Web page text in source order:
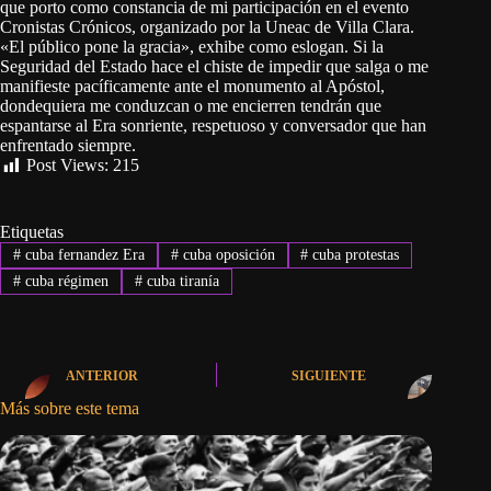
que porto como constancia de mi participación en el evento
Cronistas Crónicos, organizado por la Uneac de Villa Clara.
«El público pone la gracia», exhibe como eslogan. Si la
Seguridad del Estado hace el chiste de impedir que salga o me
manifieste pacíficamente ante el monumento al Apóstol,
dondequiera me conduzcan o me encierren tendrán que
espantarse al Era sonriente, respetuoso y conversador que han
enfrentado siempre.
Post Views: 215
Etiquetas
#cuba fernandez Era #cuba oposición # cuba protestas
#cuba régimen #cuba tiranía
ANTERIOR SIGUIENTE
Más sobre este tema